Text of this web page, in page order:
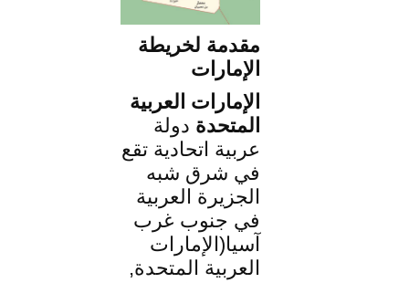
مقدمة لخريطة
الإمارات
الإمارات العربية
المتحدة دولة
عربية اتحادية تقع
في شرق شبه
الجزيرة العربية
في جنوب غرب
آسيا(الإمارات
العربية المتحدة,